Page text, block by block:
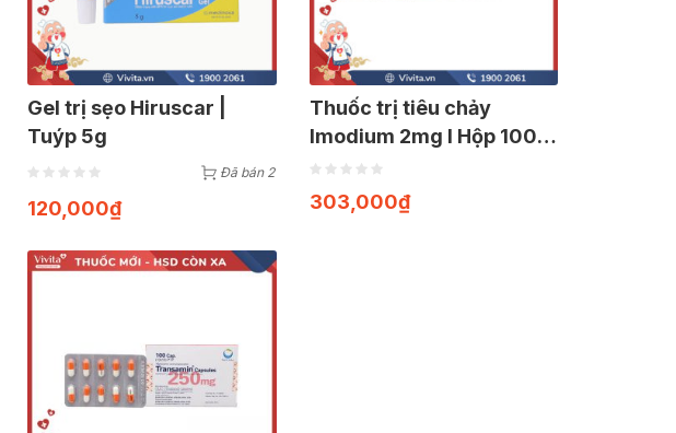
Gel trị sẹo Hiruscar |
Tuýp 5g
Đã bán 2
120,000₫
Thuốc trị tiêu chảy
Imodium 2mg l Hộp 100
viên
303,000₫